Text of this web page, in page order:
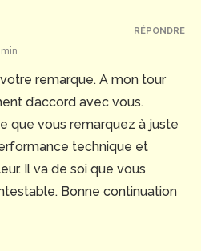
remarque. A mon tour
d’accord avec vous.
que vous remarquez à juste
technique et
Il va de soi que vous
Bonne continuation
RÉPONDRE